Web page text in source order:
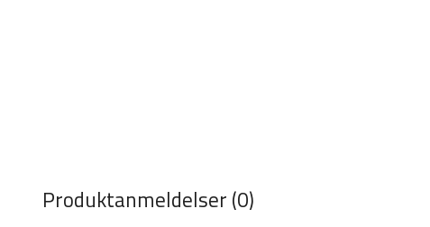
Produktanmeldelser (0)